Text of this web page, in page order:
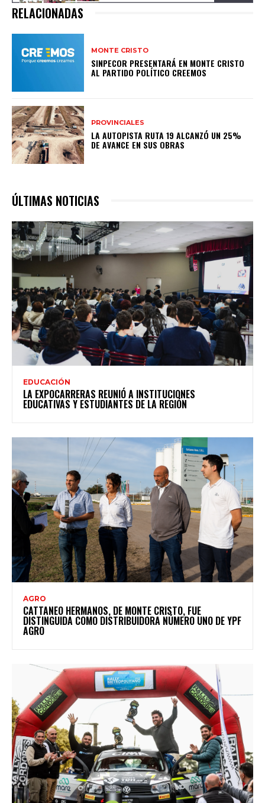
RELACIONADAS
MONTE CRISTO
SINPECOR PRESENTARÁ EN MONTE CRISTO
AL PARTIDO POLÍTICO CREEMOS
PROVINCIALES
LA AUTOPISTA RUTA 19 ALCANZÓ UN 25%
DE AVANCE EN SUS OBRAS
ÚLTIMAS NOTICIAS
EDUCACIÓN
LA EXPOCARRERAS REUNIÓ A INSTITUCIONES
EDUCATIVAS Y ESTUDIANTES DE LA REGIÓN
AGRO
CATTANEO HERMANOS, DE MONTE CRISTO, FUE
DISTINGUIDA COMO DISTRIBUIDORA NÚMERO UNO DE YPF
AGRO